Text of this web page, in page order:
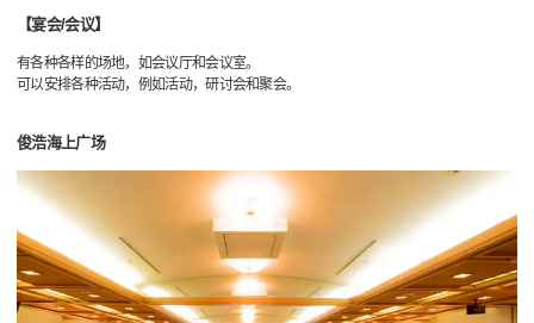
【宴会/会议】
有各种各样的场地，如会议厅和会议室。
可以安排各种活动，例如活动，研讨会和聚会。
俊浩海上广场